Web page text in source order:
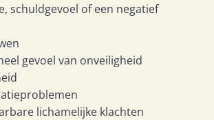
schuldgevoel of een negatief
gevoel van onveiligheid
lichamelijke klachten